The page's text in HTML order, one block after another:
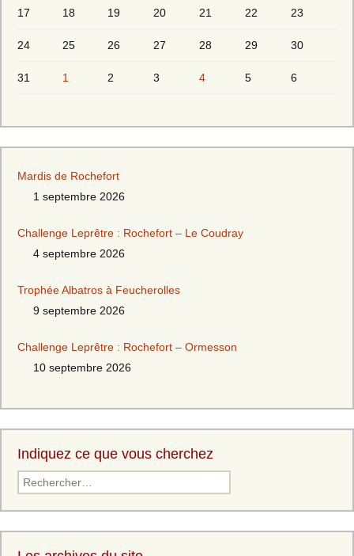
17 18 19 20 21 22 23
24 25 26 27 28 29 30
31 1 2 3 4 5 6
Mardis de Rochefort
1 septembre 2026
Challenge Leprêtre : Rochefort – Le Coudray
4 septembre 2026
Trophée Albatros à Feucherolles
9 septembre 2026
Challenge Leprêtre : Rochefort – Ormesson
10 septembre 2026
Indiquez ce que vous cherchez